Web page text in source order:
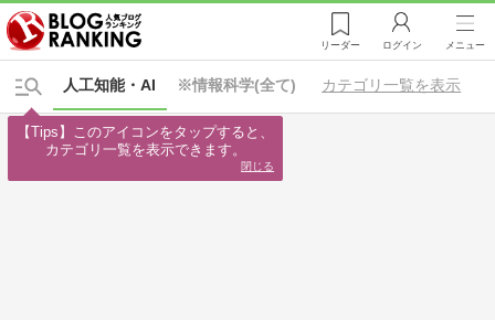
リーダー ログイン メニュー
※情報科学(全て)
人工知能・AI カテゴリ一覧を表示
【Tips】このアイコンをタップすると、
カテゴリ一覧を表示できます。
閉じる